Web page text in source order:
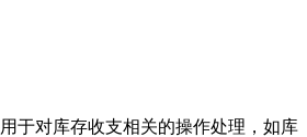
于对库存收支相关的操作处理，如库